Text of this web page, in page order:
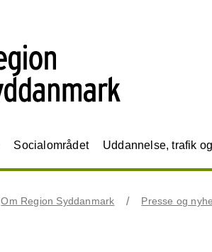
Socialområdet Uddannelse, trafik
Om Region Syddanmark Presse og